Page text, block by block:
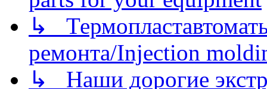
↳
ремонта/Injection
↳ Наши дорогие